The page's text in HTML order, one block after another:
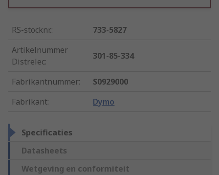
RS-stocknr.:
733-5827
Artikelnummer
Distrelec:
301-85-334
Fabrikantnummer:
S0929000
Fabrikant: Dymo
Specificaties
Datasheets
Wetgeving en conformiteit